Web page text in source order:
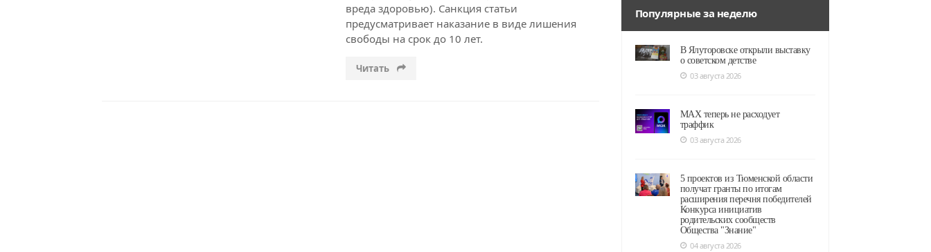
вреда здоровью). Санкция статьи
предусматривает наказание в виде лишения
свободы на срок до 10 лет.
Читать
Популярные за неделю
В Ялуторовске открыли выставку
о советском детстве
03 августа 2026
MAX теперь не расходует
траффик
03 августа 2026
5 проектов из Тюменской области
получат гранты по итогам
расширения перечня победителей
Конкурса инициатив
родительских сообществ
Общества "Знание"
04 августа 2026